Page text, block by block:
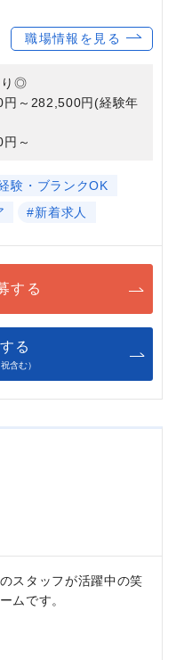
職場情報を見る
り◎
～282,500円(経験年
～
験・ブランクOK
#新着求人
する
る
含む）
スタッフが活躍中の笑
ムです。